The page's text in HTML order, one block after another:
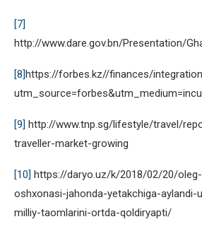
[7]
http://www.dare.gov.bn/Presentation/
[8]https://forbes.kz//finances/
[9] http://www.tnp.sg/lifestyle/travel/
traveller-market-growing
[10] https://daryo.uz/k/2018/02/20/
oshxonasi-jahonda-yetakchiga-aylandi-
milliy-taomlarini-ortda-qoldiryapti/